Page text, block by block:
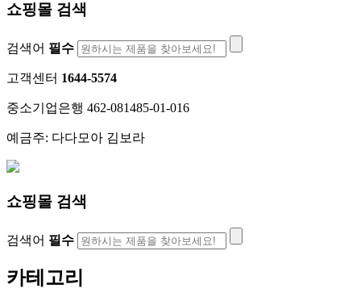
쇼핑몰 검색
검색어 필수
고객센터 1644-5574
중소기업은행 462-081485-01-016
예금주: 다다모아 김보라
쇼핑몰 검색
검색어 필수
카테고리